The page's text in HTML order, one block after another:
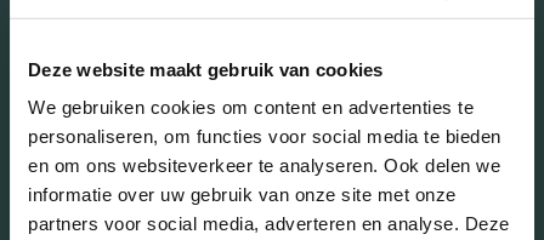
Deze website maakt gebruik van cookies
We gebruiken cookies om content en advertenties te
personaliseren, om functies voor social media te bieden
en om ons websiteverkeer te analyseren. Ook delen we
informatie over uw gebruik van onze site met onze
partners voor social media, adverteren en analyse. Deze